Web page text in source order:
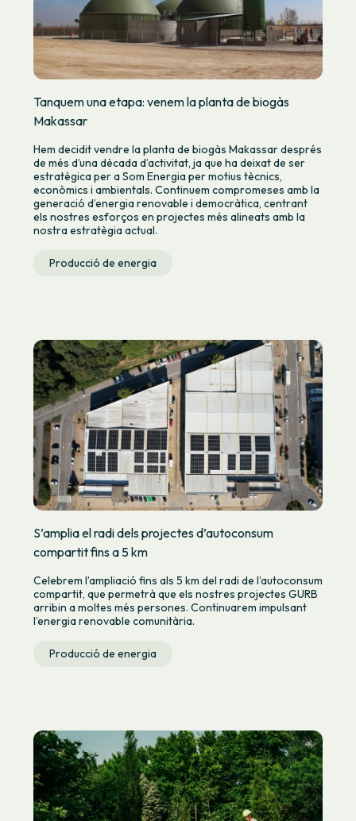
Tanquem una etapa: venem la planta de biogàs
Makassar
Hem decidit vendre la planta de biogàs Makassar després
de més d’una dècada d’activitat, ja que ha deixat de ser
estratègica per a Som Energia per motius tècnics,
econòmics i ambientals. Continuem compromeses amb la
generació d’energia renovable i democràtica, centrant
els nostres esforços en projectes més alineats amb la
nostra estratègia actual.
Producció de energia
S’amplia el radi dels projectes d’autoconsum
compartit fins a 5 km
Celebrem l’ampliació fins als 5 km del radi de l’autoconsum
compartit, que permetrà que els nostres projectes GURB
arribin a moltes més persones. Continuarem impulsant
l’energia renovable comunitària.
Producció de energia